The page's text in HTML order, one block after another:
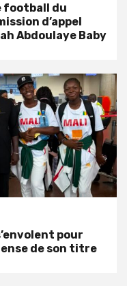
football du
d’appel
Abdoulaye Baby
pour
de son titre